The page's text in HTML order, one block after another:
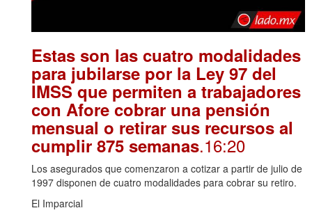
Estas son las cuatro modalidades
para jubilarse por la Ley 97 del
IMSS que permiten a trabajadores
con Afore cobrar una pensión
mensual o retirar sus recursos al
cumplir 875 semanas.16:20
Los asegurados que comenzaron a cotizar a partir de julio de
1997 disponen de cuatro modalidades para cobrar su retiro.
El Imparcial